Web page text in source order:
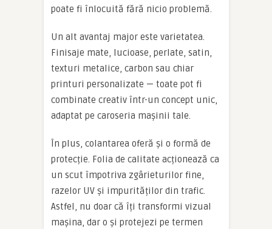
poate fi înlocuită fără nicio problemă.
Un alt avantaj major este varietatea.
Finisaje mate, lucioase, perlate, satin,
texturi metalice, carbon sau chiar
printuri personalizate — toate pot fi
combinate creativ într-un concept unic,
adaptat pe caroseria mașinii tale.
În plus, colantarea oferă și o formă de
protecție. Folia de calitate acționează ca
un scut împotriva zgârieturilor fine,
razelor UV și impurităților din trafic.
Astfel, nu doar că îți transformi vizual
mașina, dar o și protejezi pe termen